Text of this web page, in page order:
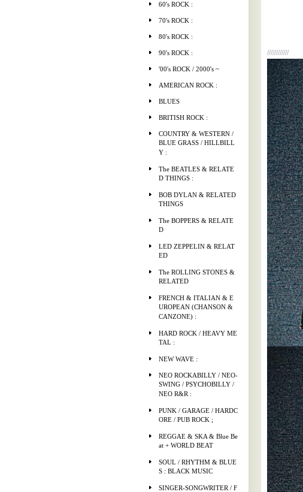
60's ROCK :
70's ROCK :
80's ROCK :
90's ROCK :
'00's ROCK / 2000's ~
AMERICAN ROCK :
BLUES
BRITISH ROCK :
COUNTRY & WESTERN /
BLUE GRASS / HILLBILL
Y :
The BEATLES & RELATE
D THINGS :
BOB DYLAN & RELATED
THINGS
The BOPPERS & RELATE
D
LED ZEPPELIN & RELAT
ED
The ROLLING STONES &
RELATED
FRENCH & ITALIAN & E
UROPEAN (CHANSON &
CANZONE) :
HARD ROCK / HEAVY ME
TAL :
NEW WAVE :
NEO ROCKABILLY / NEO-
SWING / PSYCHOBILLY /
NEO R&R :
PUNK / GARAGE / HARDC
ORE / PUB ROCK ;
REGGAE & SKA & Blue Be
at + WORLD BEAT
SOUL / RHYTHM & BLUE
S : BLACK MUSIC
SINGER-SONGWRITER / F
////////////